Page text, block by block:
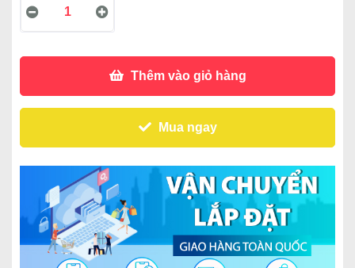
Thêm vào giỏ hàng
Mua ngay